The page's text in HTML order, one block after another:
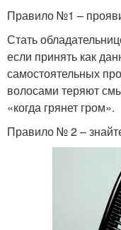
Правило №1 –
Стать
если принять как
самостоятельных
волосами теряют
«когда грянет гром».
Правило № 2 –